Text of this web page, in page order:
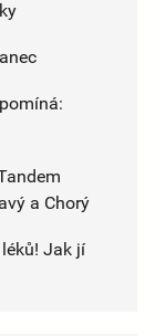
a Chorý
Jak jí